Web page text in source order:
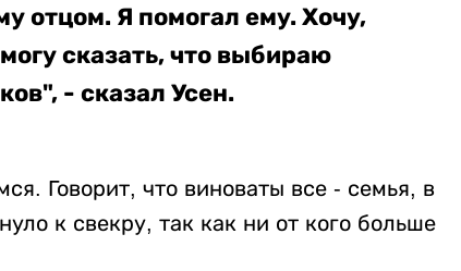
отцом. Я помогал ему. Хочу,
сказать, что выбираю
- сказал Усен.
Говорит, что виноваты все - семья, в
к свекру, так как ни от кого больше